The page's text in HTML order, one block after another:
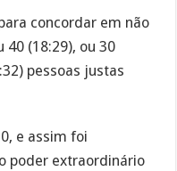
concordar em não
40 (18:29), ou 30
pessoas justas
e assim foi
poder extraordinário